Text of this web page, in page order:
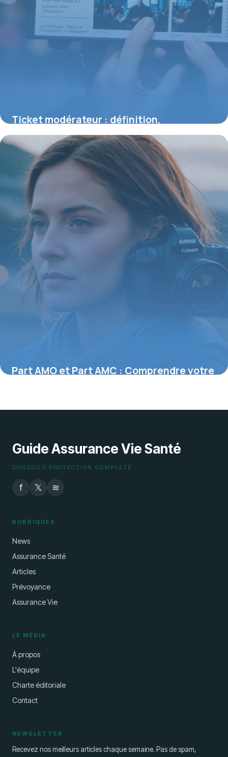
Ticket modérateur : définition,
fonctionnement et impact sur votre
remboursement santé
30 juillet 2026
Part AMO et Part AMC : Comprendre votre
Guide Assurance Vie Santé
CONSEILS PROTECTION COMPLÈTE
f 𝕏 ≋
RUBRIQUES
News
Assurance Santé
Articles
Prévoyance
Assurance Vie
LE MÉDIA
À propos
L'équipe
Charte éditoriale
Contact
NEWSLETTER
Recevez nos meilleurs articles chaque semaine. Pas de spam,